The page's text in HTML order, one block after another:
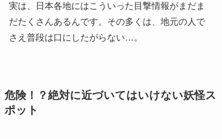
実は、日本各地にはこういった目撃情報がまだま
だたくさんあるんです。その多くは、地元の人で
さえ普段は口にしたがらない…。
危険！？絶対に近づいてはいけない妖怪ス
ポット